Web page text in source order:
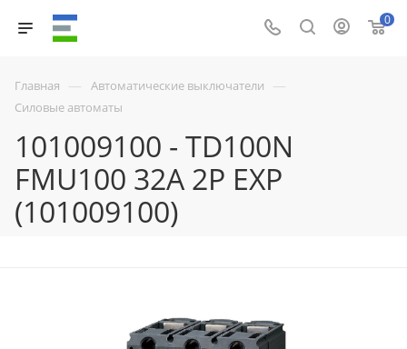
0
Главная — Автоматические выключатели —
Силовые автоматы
101009100 - TD100N
FMU100 32A 2P EXP
(101009100)